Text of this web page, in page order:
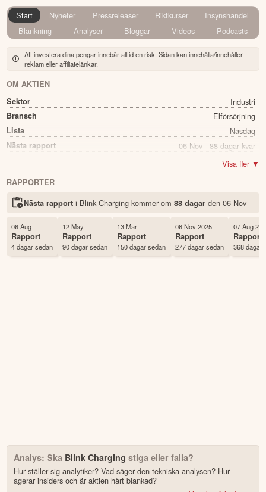
Start Nyheter Pressreleaser Riktkurser
Insynshandel
Blankning
Analyser Bloggar Videos Podcasts
Att investera dina pengar innebär alltid en risk. Sidan kan innehålla/innehåller
reklam eller affiliatelänkar.
OM AKTIEN
Sektor
Industri
Bransch Elförsörjning
Lista Nasdaq
Nästa rapport 06 Nov - 88 dagar kvar
Blink Charging
Land USA
Antal ägare Avanza 719 st
Antal ägare Nordnet 455 st
Visa fler ▼
RAPPORTER
Nästa rapport i Blink Charging kommer om 88 dagarden 06 Nov
06 Aug
Rapport
4 dagar sedan
12 May
Rapport
90 dagar sedan
13 Mar
Rapport
150 dagar sedan
06 Nov 2025
Rapport
277 dagar sedan
07 Aug
Rapport
368 dagar
Analys: Ska Blink Charging stiga eller falla?
Hur ställer sig analytiker? Vad säger den tekniska analysen? Hur
agerar insiders och är aktien hårt blankad?